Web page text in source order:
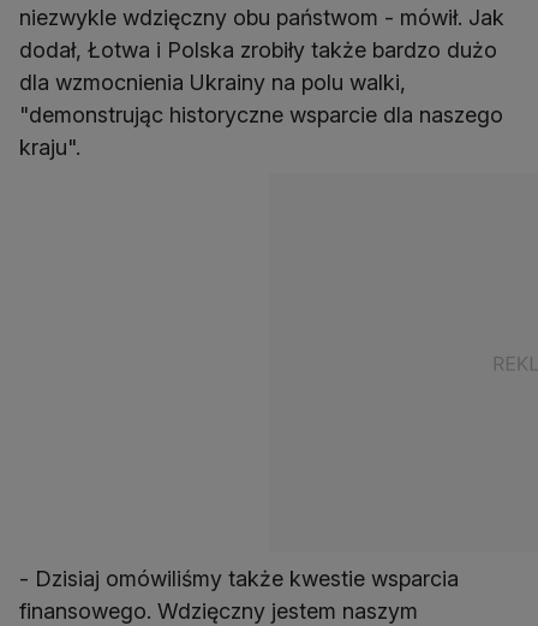
niezwykle wdzięczny obu państwom - mówił. Jak
dodał, Łotwa i Polska zrobiły także bardzo dużo
dla wzmocnienia Ukrainy na polu walki,
"demonstrując historyczne wsparcie dla naszego
kraju".
- Dzisiaj omówiliśmy także kwestie wsparcia
finansowego. Wdzięczny jestem naszym